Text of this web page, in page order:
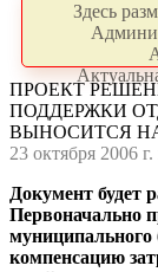
Здесь
ПРОЕКТ
ПОДДЕРЖКИ
ВЫНОСИТСЯ
23 октября 2006
Документ будет
Первоначально
муниципального
компенсацию